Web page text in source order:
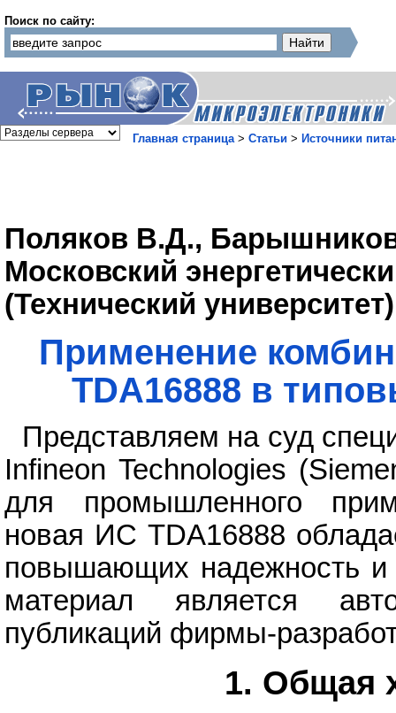
Поиск по сайту:
Главная страница> Статьи > Источники
Поляков В.Д.,
Московский
(Технический университет)
Применение
TDA16888 в
Представляем на суд
Infineon Technologies
для промышленного
новая ИС TDA16888
повышающих надежность и
материал является
публикаций фирмы-
1. Общая